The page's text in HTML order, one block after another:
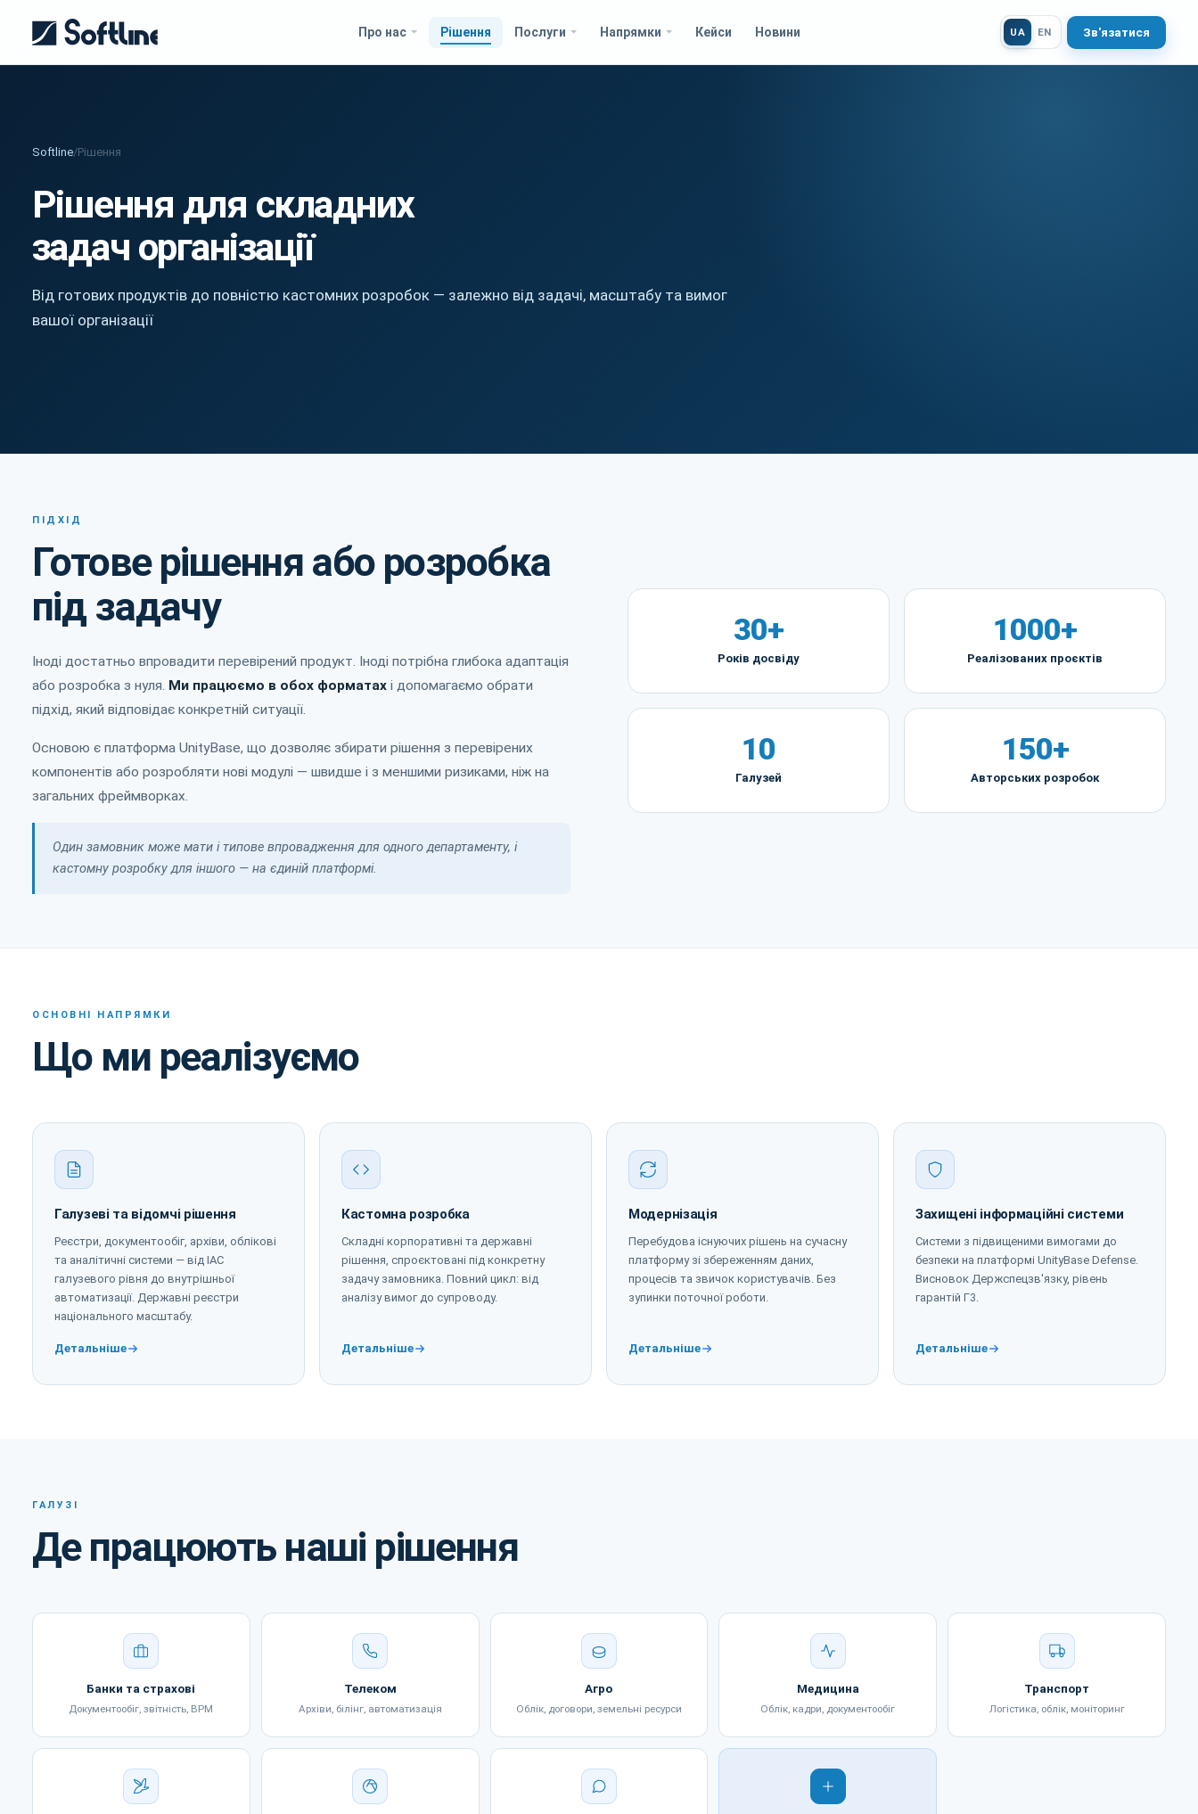
Про нас Рішення Послуги Напрямки Кейси Новини UA EN Зв'язатися
Softline/Рішення
Рішення для складних
задач організації
Від готових продуктів до повністю кастомних розробок — залежно від задачі, масштабу та вимог
вашої організації
ПІДХІД
Готове рішення або розробка
під задачу
Іноді достатньо впровадити перевірений продукт. Іноді потрібна глибока адаптація
або розробка з нуля. Ми працюємо в обох форматах і допомагаємо обрати
підхід, який відповідає конкретній ситуації.
Основою є платформа UnityBase, що дозволяє збирати рішення з перевірених
компонентів або розробляти нові модулі — швидше і з меншими ризиками, ніж на
загальних фреймворках.
Один замовник може мати і типове впровадження для одного департаменту, і
кастомну розробку для іншого — на єдиній платформі.
30+
Років досвіду
1000+
Реалізованих проєктів
10
Галузей
150+
Авторських розробок
ОСНОВНІ НАПРЯМКИ
Що ми реалізуємо
Галузеві та відомчі рішення
Реєстри, документообіг, архіви, облікові
та аналітичні системи — від ІАС
галузевого рівня до внутрішньої
автоматизації. Державні реєстри
національного масштабу.
Детальніше
Кастомна розробка
Складні корпоративні та державні
рішення, спроєктовані під конкретну
задачу замовника. Повний цикл: від
аналізу вимог до супроводу.
Детальніше
Модернізація
Перебудова існуючих рішень на сучасну
платформу зі збереженням даних,
процесів та звичок користувачів. Без
зупинки поточної роботи.
Детальніше
Захищені інформаційні системи
Системи з підвищеними вимогами до
безпеки на платформі UnityBase Defense.
Висновок Держспецзв'язку, рівень
гарантій Г3.
Детальніше
ГАЛУЗІ
Де працюють наші рішення
Банки та страхові
Документообіг, звітність, BPM
Телеком
Архіви, білінг, автоматизація
Агро
Облік, договори, земельні ресурси
Медицина
Облік, кадри, документообіг
Транспорт
Логістика, облік, моніторинг